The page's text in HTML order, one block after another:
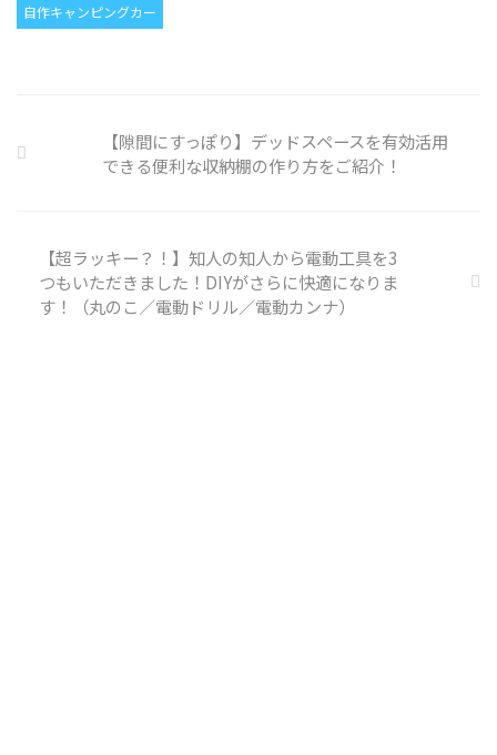
自作キャンピングカー
【隙間にすっぽり】デッドスペースを有効活用
できる便利な収納棚の作り方をご紹介！
【超ラッキー？！】知人の知人から電動工具を3
つもいただきました！DIYがさらに快適になりま
す！（丸のこ／電動ドリル／電動カンナ）